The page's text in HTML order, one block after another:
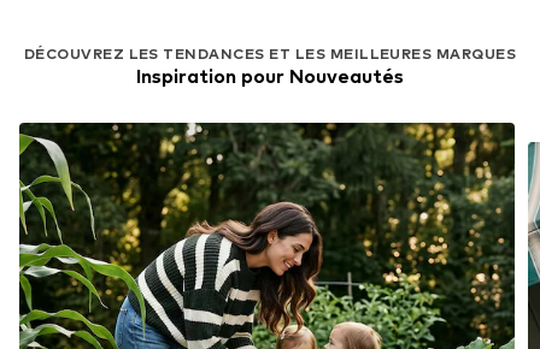
DÉCOUVREZ LES TENDANCES ET LES MEILLEURES MARQUES
Inspiration pour Nouveautés